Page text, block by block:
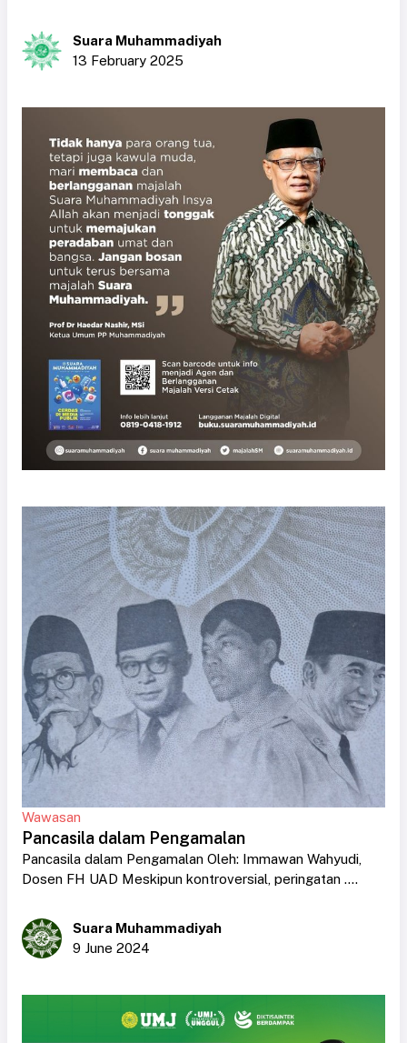
Suara Muhammadiyah
13 February 2025
Wawasan
Pancasila dalam Pengamalan
Pancasila dalam Pengamalan Oleh: Immawan Wahyudi,
Dosen FH UAD Meskipun kontroversial, peringatan ....
Suara Muhammadiyah
9 June 2024